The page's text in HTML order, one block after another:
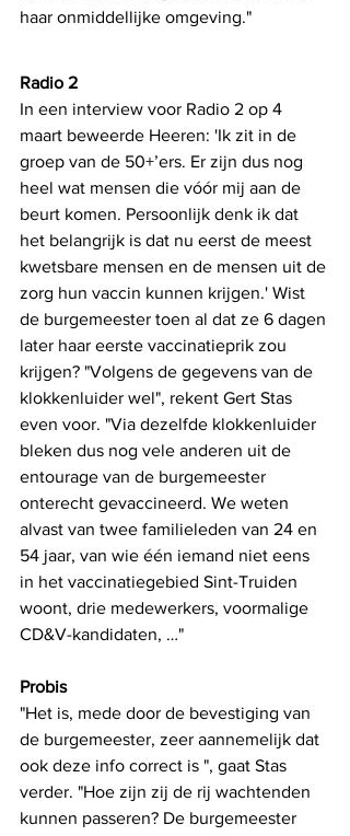
haar onmiddellijke omgeving."
Radio 2
In een interview voor Radio 2 op 4
maart beweerde Heeren: 'Ik zit in de
groep van de 50+’ers. Er zijn dus nog
heel wat mensen die vóór mij aan de
beurt komen. Persoonlijk denk ik dat
het belangrijk is dat nu eerst de meest
kwetsbare mensen en de mensen uit de
zorg hun vaccin kunnen krijgen.' Wist
de burgemeester toen al dat ze 6 dagen
later haar eerste vaccinatieprik zou
krijgen? "Volgens de gegevens van de
klokkenluider wel", rekent Gert Stas
even voor. "Via dezelfde klokkenluider
bleken dus nog vele anderen uit de
entourage van de burgemeester
onterecht gevaccineerd. We weten
alvast van twee familieleden van 24 en
54 jaar, van wie één iemand niet eens
in het vaccinatiegebied Sint-Truiden
woont, drie medewerkers, voormalige
CD&V-kandidaten, …"
Probis
"Het is, mede door de bevestiging van
de burgemeester, zeer aannemelijk dat
ook deze info correct is ", gaat Stas
verder. "Hoe zijn zij de rij wachtenden
kunnen passeren? De burgemeester